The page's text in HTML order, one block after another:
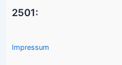
2501:
Impressum